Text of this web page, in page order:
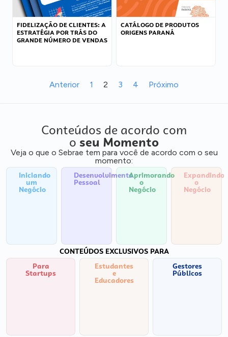
FIDELIZAÇÃO DE CLIENTES: A
ESTRATÉGIA POR TRÁS DO
GRANDE NÚMERO DE VENDAS
CATÁLOGO DE PRODUTOS
ORIGENS PARANÁ
Anterior 1 2 3 4 Próximo
Conteúdos de acordo com
o seu Momento
Veja o que o Sebrae tem para você de acordo com o seu
momento:
Iniciando
um
Negócio
Desenvolvimento
Pessoal
Aprimorando
o
Negócio
Expandindo
o
Negócio
CONTEÚDOS EXCLUSIVOS PARA
Para
Startups
Estudantes
e
Educadores
Gestores
Públicos